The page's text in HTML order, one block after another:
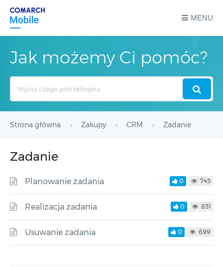
MENU
Jak możemy Ci pomóc?
Strona główna Zakupy CRM Zadanie
Zadanie
Planowanie zadania 0 745
Realizacja zadania 0 831
Usuwanie zadania 0 699